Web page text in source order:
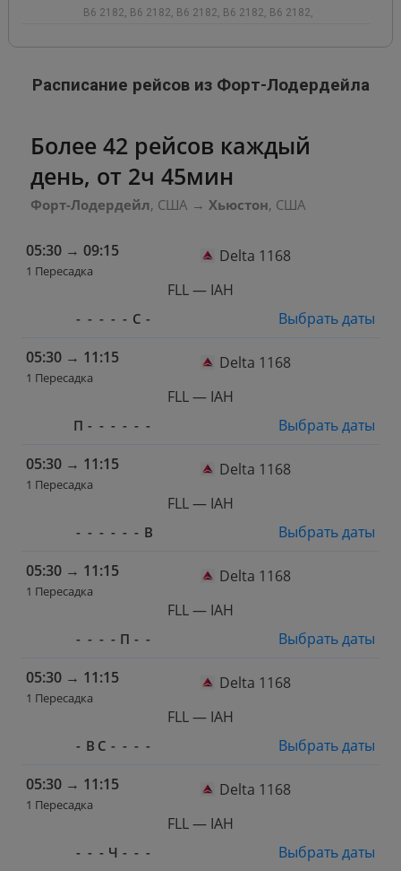
B6 2182, B6 2182, B6 2182, B6 2182, B6 2182,
Расписание рейсов из Форт-Лодердейла
Более 42 рейсов каждый
день, от 2ч 45мин
Форт-Лодердейл, США → Хьюстон, США
05:30 → 09:15
1 Пересадка
Delta 1168
FLL — IAH
- - - - - С -
Выбрать даты
05:30 → 11:15
1 Пересадка
Delta 1168
FLL — IAH
П - - - - - -
Выбрать даты
05:30 → 11:15
1 Пересадка
Delta 1168
FLL — IAH
- - - - - - В
Выбрать даты
05:30 → 11:15
1 Пересадка
Delta 1168
FLL — IAH
- - - - П - -
Выбрать даты
05:30 → 11:15
1 Пересадка
Delta 1168
FLL — IAH
- В С - - - -
Выбрать даты
05:30 → 11:15
1 Пересадка
Delta 1168
FLL — IAH
- - - Ч - - -
Выбрать даты